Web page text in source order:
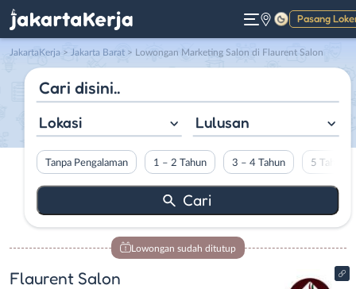
Pasang
Gelap
JakartaKerja > Jakarta Barat > Lowongan Marketing Salon di Flaurent Salon
Lokasi Lulusan
Tanpa Pengalaman 1 – 2 Tahun 3 – 4 Tahun 5 Tahun
Lowongan sudah ditutup
Flaurent Salon